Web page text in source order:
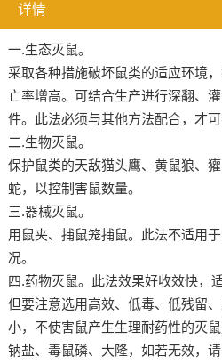
详情
一.生态灭鼠。
采取各种措施破坏鼠类的适应环境
亡率增高。可结合生产进行深翻、
件。此法必须与其他方法配合，才可
二.生物灭鼠。
保护鼠类的天敌猫头鹰、黄鼠狼、
蛇，以控制害鼠数量。
三.器械灭鼠。
用鼠夹、捕鼠笼捕鼠。此法不适用
况。
四.药物灭鼠。此法效果好收效快，
但要注意选用高效、低毒、低残留
小，不使害鼠产生生理耐药性的灭
钠盐、毒鼠磷、大隆，如若无效，请